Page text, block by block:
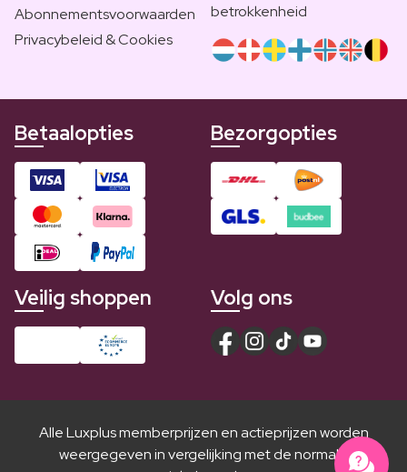
Abonnementsvoorwaarden
Privacybeleid & Cookies
betrokkenheid
Betaalopties Bezorgopties
Veilig shoppen Volg ons
Alle Luxplus memberprijzen en actieprijzen worden
weergegeven in vergelijking met de normale